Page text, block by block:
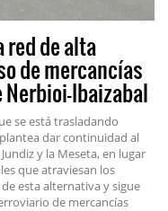
red de alta
de mercancías
Ibaizabal
se está trasladando
dar continuidad al
y la Meseta, en lugar
que atraviesan los
esta alternativa y sigue
de mercancías